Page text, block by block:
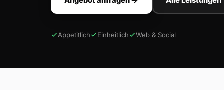
Appetitlich Einheitlich Web & Social